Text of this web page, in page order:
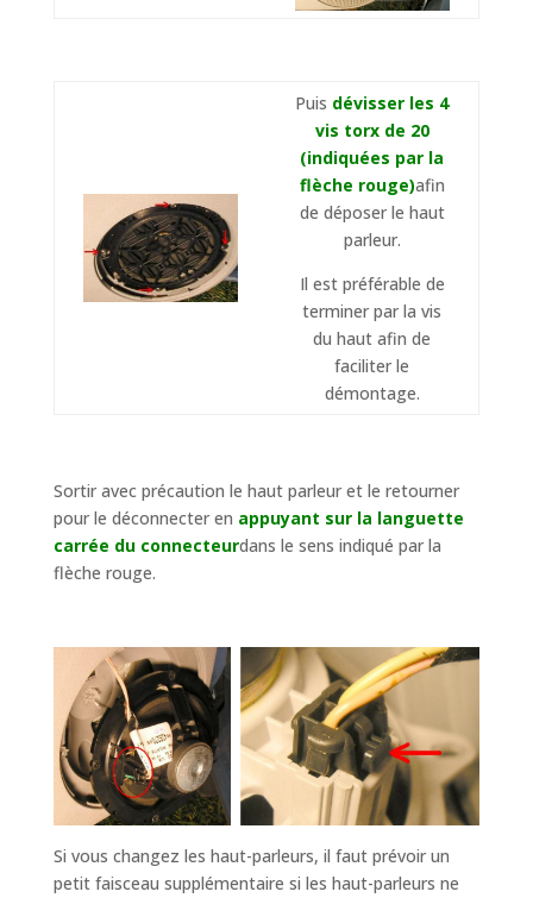
Puis dévisser les 4
vis torx de 20
(indiquées par la
flèche rouge)afin
de déposer le haut
parleur.
Il est préférable de
terminer par la vis
du haut afin de
faciliter le
démontage.
Sortir avec précaution le haut parleur et le retourner
pour le déconnecter en appuyant sur la languette
carrée du connecteurdans le sens indiqué par la
flèche rouge.
Si vous changez les haut-parleurs, il faut prévoir un
petit faisceau supplémentaire si les haut-parleurs ne